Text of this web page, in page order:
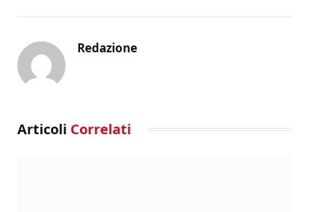
Redazione
Articoli Correlati